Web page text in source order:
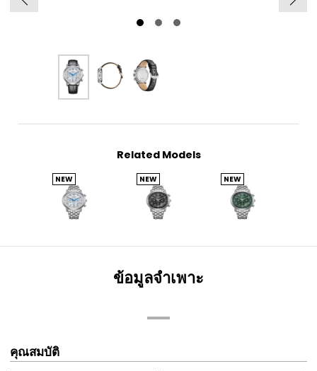
Related Models
NEW NEW NEW
ข้อมูลจำเพาะ
คุณสมบัติ